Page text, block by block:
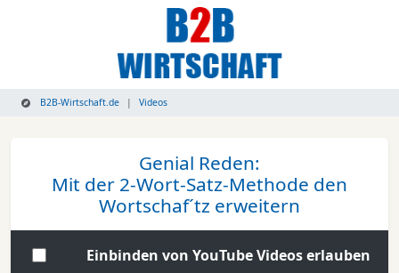
B2B-Wirtschaft.de Videos
Genial Reden:
Mit der 2-Wort-Satz-Methode den
Wortschaf´tz erweitern
Einbinden von YouTube Videos erlauben